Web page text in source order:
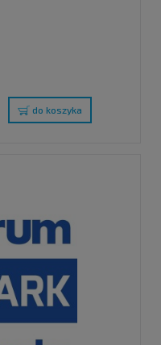
do koszyka